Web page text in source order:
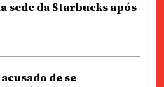
sede da Starbucks após
de se